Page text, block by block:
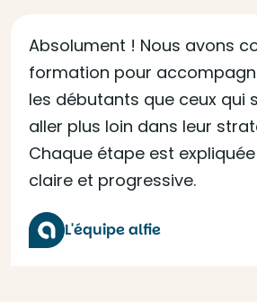
Absolument ! Nous avons
formation pour
les débutants que ceux qui
aller plus loin dans leur
Chaque étape est
claire et progressive.
L'équipe alfie